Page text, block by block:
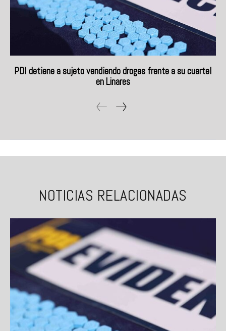
PDI detiene a sujeto vendiendo drogas frente a su cuartel
en Linares
NOTICIAS RELACIONADAS